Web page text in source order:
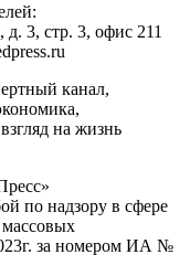
д. 3, стр. 3, офис 211
канал,
на жизнь
по надзору в сфере
за номером ИА №